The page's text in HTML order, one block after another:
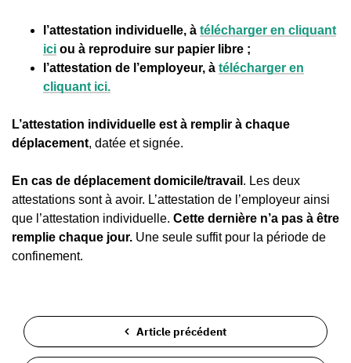
l’attestation individuelle, à télécharger en cliquant
ici ou à reproduire sur papier libre ;
l’attestation de l’employeur, à télécharger en
cliquant ici.
L’attestation individuelle est à remplir à chaque
déplacement, datée et signée.
En cas de déplacement domicile/travail . Les deux
attestations sont à avoir. L’attestation de l’employeur ainsi
que l’attestation individuelle. Cette dernière n’a pas à être
remplie chaque jour. Une seule suffit pour la période de
confinement.
Article précédent